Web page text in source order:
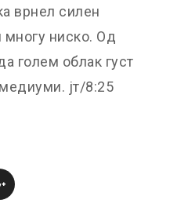
врнел силен
ниско. Од
голем облак густ
јт/8:25